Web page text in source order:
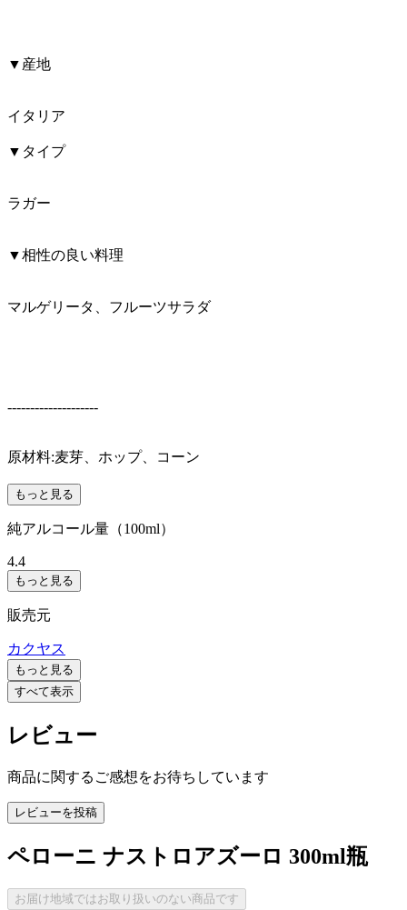
▼産地
イタリア
▼タイプ
ラガー
▼相性の良い料理
マルゲリータ、フルーツサラダ
--------------------
原材料:麦芽、ホップ、コーン
もっと見る
純アルコール量（100ml）
4.4
もっと見る
販売元
カクヤス
もっと見る
すべて表示
レビュー
商品に関するご感想をお待ちしています
レビューを投稿
ペローニ ナストロアズーロ 300ml瓶
お届け地域ではお取り扱いのない商品です